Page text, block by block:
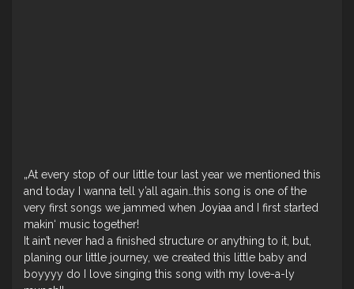
„At every stop of our little tour last year we mentioned this
and today I wanna tell y’all again…this song is one of the
very first songs we jammed when Joyiaa and I first started
makin‘ music together!
It ain’t never had a finished structure or anything to it, but,
planing our little journey, we created this little baby and
boyyyy do I love singing this song with my love-a-ly